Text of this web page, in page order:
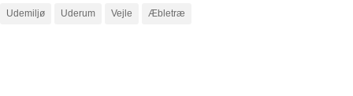
Udemiljø Uderum Vejle Æbletræ